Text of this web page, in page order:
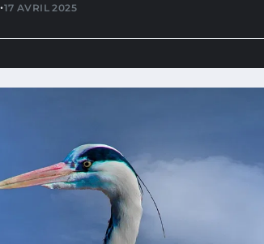
•17 AVRIL 2025